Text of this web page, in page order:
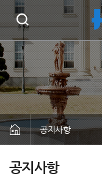
공지사항
공지사항